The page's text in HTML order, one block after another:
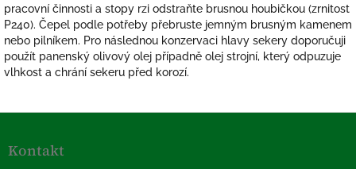
pracovní činnosti a stopy rzi odstraňte brusnou houbičkou (zrnitost
P240). Čepel podle potřeby přebruste jemným brusným kamenem
nebo pilníkem. Pro následnou konzervaci hlavy sekery doporučuji
použít panenský olivový olej případně olej strojní, který odpuzuje
vlhkost a chrání sekeru před korozí.
Z
pKontakt